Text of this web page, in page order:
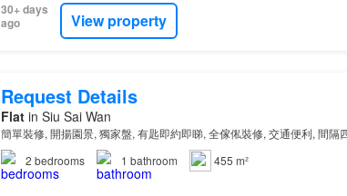
30+ days
ago
View property
Request Details
Flatin Siu Sai Wan
簡單裝修, 開揚園景, 獨家盤, 有匙即約即睇, 全傢俬裝修, 交通便利, 間隔
2 bedrooms 1 bathroom 455 m²